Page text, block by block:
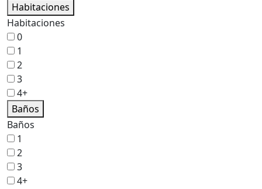
Habitaciones
Habitaciones
0
1
2
3
4+
Baños
Baños
1
2
3
4+